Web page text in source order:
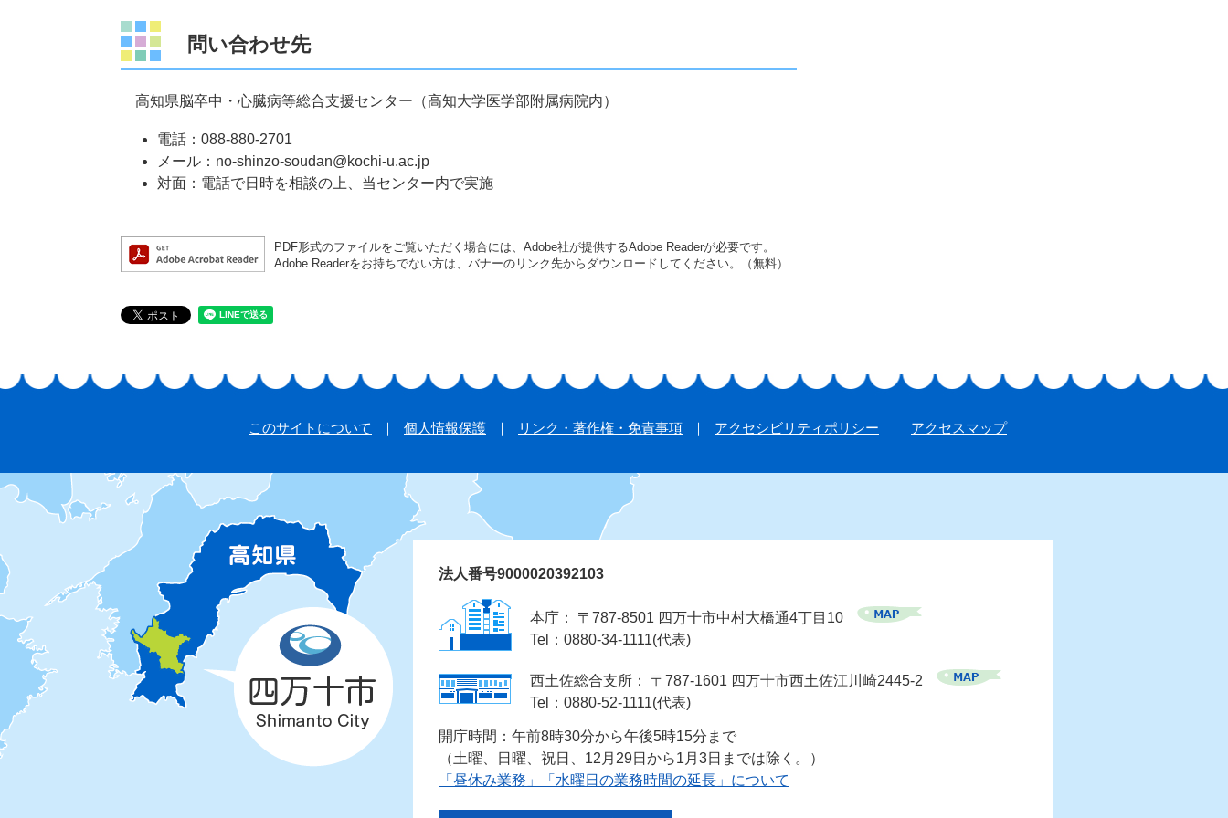
問い合わせ先
高知県脳卒中・心臓病等総合支援センター（高知大学医学部附属病院内）
電話：088-880-2701
メール：no-shinzo-soudan@kochi-u.ac.jp
対面：電話で日時を相談の上、当センター内で実施
PDF形式のファイルをご覧いただく場合には、Adobe社が提供するAdobe Readerが必要です。
Adobe Readerをお持ちでない方は、バナーのリンク先からダウンロードしてください。（無料）
このサイトについて 個人情報保護 リンク・著作権・免責事項 アクセシビリティポリシー アクセスマップ
法人番号9000020392103
本庁： 〒787-8501 四万十市中村大橋通4丁目10
Tel：0880-34-1111(代表)
西土佐総合支所： 〒787-1601 四万十市西土佐江川崎2445-2
Tel：0880-52-1111(代表)
開庁時間：午前8時30分から午後5時15分まで
（土曜、日曜、祝日、12月29日から1月3日までは除く。）
「昼休み業務」「水曜日の業務時間の延長」について